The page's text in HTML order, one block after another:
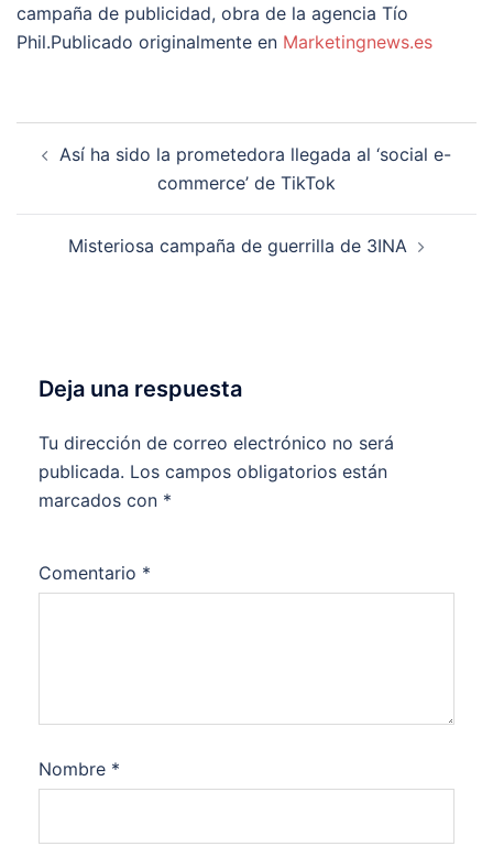
campaña de publicidad, obra de la agencia Tío
Phil.Publicado originalmente en Marketingnews.es
de Así ha sido la prometedora llegada al ‘social e-
commerce’ de TikTok
Misteriosa campaña de guerrilla de 3INA
Deja una respuesta
Tu dirección de correo electrónico no será
publicada. Los campos obligatorios están
marcados con *
Comentario *
Nombre *